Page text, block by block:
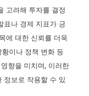
고려해 투자를 결정
표나 경제 지표가 긍
에 대한 신뢰를 더욱
이나 정책 변화 등
향을 미치며, 이러한
정보로 작용할 수 있